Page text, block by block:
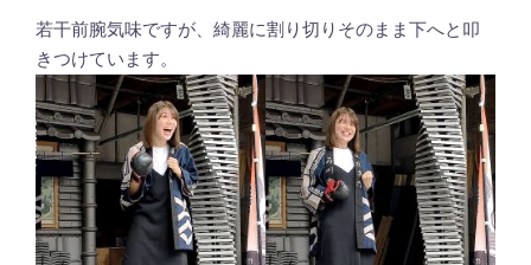
若干前腕気味ですが、綺麗に割り切りそのまま下へと叩
きつけています。